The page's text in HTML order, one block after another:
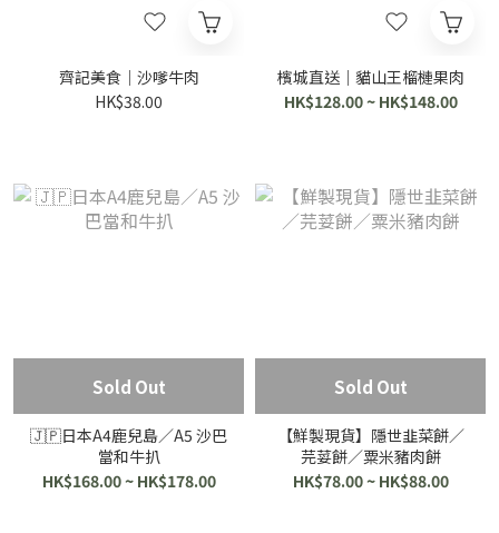
齊記美食｜沙嗲牛肉
HK$38.00
檳城直送｜貓山王榴槤果肉
HK$128.00 ~ HK$148.00
Sold Out
🇯🇵日本A4鹿兒島／A5 沙巴
當和牛扒
HK$168.00 ~ HK$178.00
Sold Out
【鮮製現貨】隱世韭菜餅／
芫荽餅／粟米豬肉餅
HK$78.00 ~ HK$88.00